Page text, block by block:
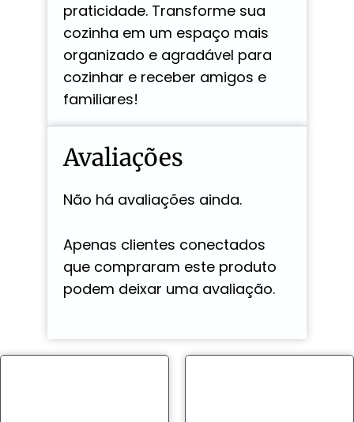
praticidade. Transforme sua
cozinha em um espaço mais
organizado e agradável para
cozinhar e receber amigos e
familiares!
Avaliações
Não há avaliações ainda.
Apenas clientes conectados
que compraram este produto
podem deixar uma avaliação.